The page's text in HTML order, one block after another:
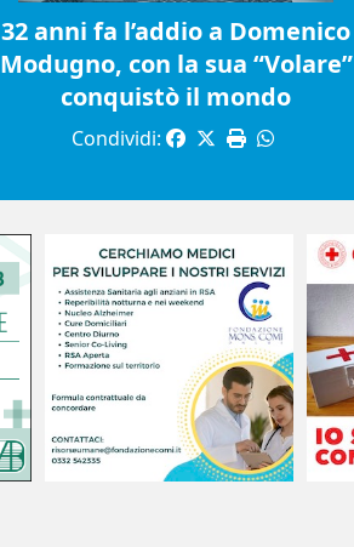
32 anni fa l’addio a Domenico
Modugno, con la sua “Volare”
conquistò il mondo
Condividi: